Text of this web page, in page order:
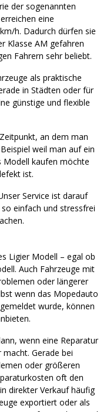
der sogenannten
eine
h. Dadurch dürfen sie
Klasse AM gefahren
Fahrern sehr beliebt.
als praktische
in Städten oder für
günstige und flexible
an dem man
weil man auf ein
Modell kaufen möchte
ist.
Service ist darauf
einfach und stressfrei
Ligier Modell – egal ob
Auch Fahrzeuge mit
oder längerer
wenn das Mopedauto
wurde, können
wenn eine Reparatur
Gerade bei
oder größeren
oft den
direkter Verkauf häufig
exportiert oder als